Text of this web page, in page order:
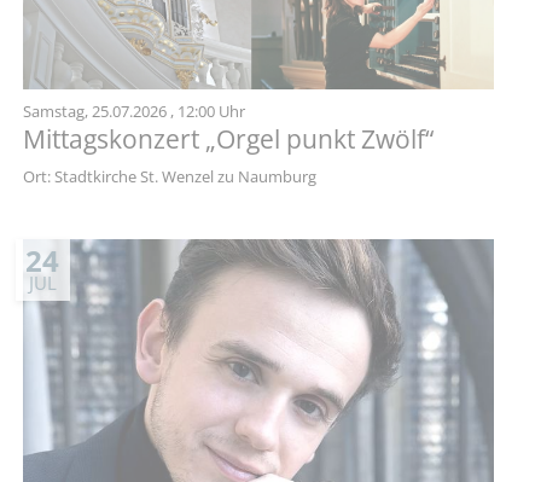
Samstag,25.07.2026 , 12:00 Uhr
Mittagskonzert „Orgel punkt Zwölf“
Ort: Stadtkirche St. Wenzel zu Naumburg
24
JUL